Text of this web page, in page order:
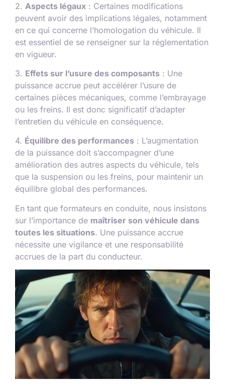
2. Aspects légaux : Certaines modifications
peuvent avoir des implications légales, notamment
en ce qui concerne l’homologation du véhicule. Il
est essentiel de se renseigner sur la réglementation
en vigueur.
3. Effets sur l’usure des composants : Une
puissance accrue peut accélérer l’usure de
certaines pièces mécaniques, comme l’embrayage
ou les freins. Il est donc significatif d’adapter
l’entretien du véhicule en conséquence.
4. Équilibre des performances : L’augmentation
de la puissance doit s’accompagner d’une
amélioration des autres aspects du véhicule, tels
que la suspension ou les freins, pour maintenir un
équilibre global des performances.
En tant que formateurs en conduite, nous insistons
sur l’importance de maîtriser son véhicule dans
toutes les situations. Une puissance accrue
nécessite une vigilance et une responsabilité
accrues de la part du conducteur.